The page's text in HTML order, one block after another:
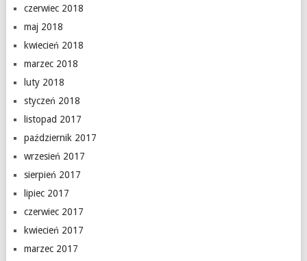
czerwiec 2018
maj 2018
kwiecień 2018
marzec 2018
luty 2018
styczeń 2018
listopad 2017
październik 2017
wrzesień 2017
sierpień 2017
lipiec 2017
czerwiec 2017
kwiecień 2017
marzec 2017